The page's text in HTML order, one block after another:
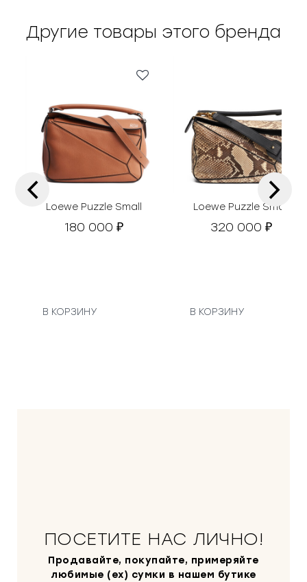
Другие товары этого бренда
Loewe Puzzle Small
180 000₽
В КОРЗИНУ
Loewe Puzzle Small
320 000₽
В КОРЗИНУ
‹ ›
ПОСЕТИТЕ НАС ЛИЧНО!
Продавайте, покупайте, примеряйте
любимые (ex) сумки в нашем бутике